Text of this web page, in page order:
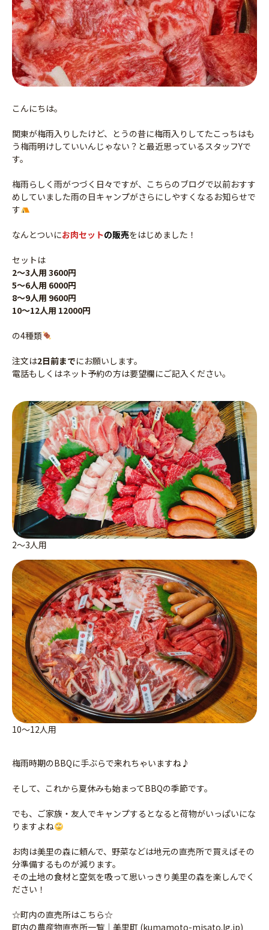
こんにちは。
関東が梅雨入りしたけど、とうの昔に梅雨入りしてたこっちはも
う梅雨明けしていいんじゃない？と最近思っているスタッフYで
す。
梅雨らしく雨がつづく日々ですが、こちらのブログで以前おすす
めしていました雨の日キャンプがさらにしやすくなるお知らせで
す
なんとついにお肉セットの販売をはじめました！
セットは
2～3人用 3600円
5～6人用 6000円
8～9人用 9600円
10～12人用 12000円
の4種類
注文は2日前までにお願いします。
電話もしくはネット予約の方は要望欄にご記入ください。
2～3人用
10～12人用
梅雨時期のBBQに手ぶらで来れちゃいますね♪
そして、これから夏休みも始まってBBQの季節です。
でも、ご家族・友人でキャンプするとなると荷物がいっぱいにな
りますよね
お肉は美里の森に頼んで、野菜などは地元の直売所で買えばその
分準備するものが減ります。
その土地の食材と空気を吸って思いっきり美里の森を楽しんでく
ださい！
☆町内の直売所はこちら☆
町内の農産物直売所一覧｜美里町 (kumamoto-misato.lg.jp)